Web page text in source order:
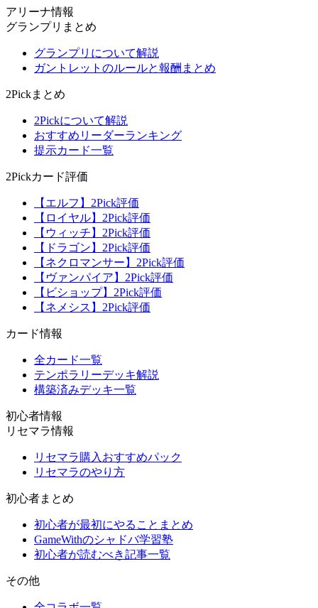
アリーナ情報
グランプリまとめ
グランプリについて解説
ガントレットのルールと報酬まとめ
2Pickまとめ
2Pickについて解説
おすすめリーダーランキング
提示カード一覧
2Pickカード評価
【エルフ】2Pick評価
【ロイヤル】2Pick評価
【ウィッチ】2Pick評価
【ドラゴン】2Pick評価
【ネクロマンサー】2Pick評価
【ヴァンパイア】2Pick評価
【ビショップ】2Pick評価
【ネメシス】2Pick評価
カード情報
全カード一覧
テンポラリーデッキ解説
構築済みデッキ一覧
初心者情報
リセマラ情報
リセマラ購入おすすめパック
リセマラのやり方
初心者まとめ
初心者が最初にやることまとめ
GameWithのシャドバ学習塾
初心者が読むべき記事一覧
その他